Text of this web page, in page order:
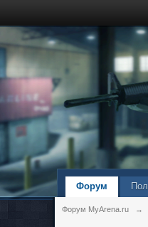
Форум
Форум MyArena.ru →